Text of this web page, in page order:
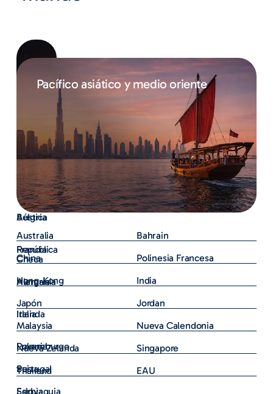
Austria
Bélgica
República
Checa
Francia
Alemania
Hungría
Irlanda
Italia
Luxemburgo
Polonia
Portugal
Suiza
Serbia
Eslovaquia
Pacífico asiático y medio oriente
Australia
Bahrain
China
Polinesia Francesa
Hong-Kong
India
Japón
Jordan
Malaysia
Nueva Calendonia
Nueva Zelanda
Singapore
Thailand
EAU